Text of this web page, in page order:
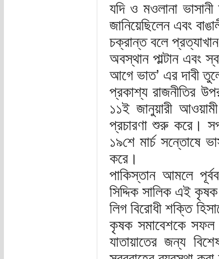
যদি ও মওলানা
জানিয়েছিলেন এবং
চক্রান্ত বলে
অবস্থান পাল্টান এবং
আগে ভাত’ এর দাবী
প্রকাশ্য রাজনীতির
১১ই জানুয়ারী
প্রচারণা শুরু করে।
১৯শে মার্চ সন্তোষে
করে।
পাকিস্তান আমলে
সিদ্দিক সালিক এই
লিগ বিরোধী শক্তি
কৃষক সমাবেশকে সফল
যাতায়াতের জন্য